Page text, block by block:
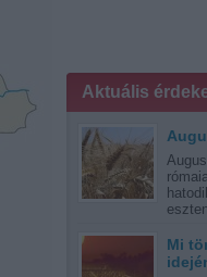
Aktuális
Mi